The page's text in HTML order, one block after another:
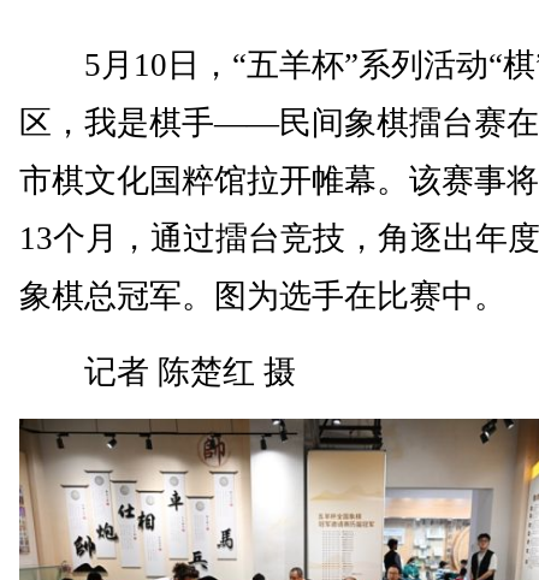
5月10日，“五羊杯”系列活动“棋
区，我是棋手——民间象棋擂台赛
市棋文化国粹馆拉开帷幕。该赛事
13个月，通过擂台竞技，角逐出年
象棋总冠军。图为选手在比赛中。
记者 陈楚红 摄